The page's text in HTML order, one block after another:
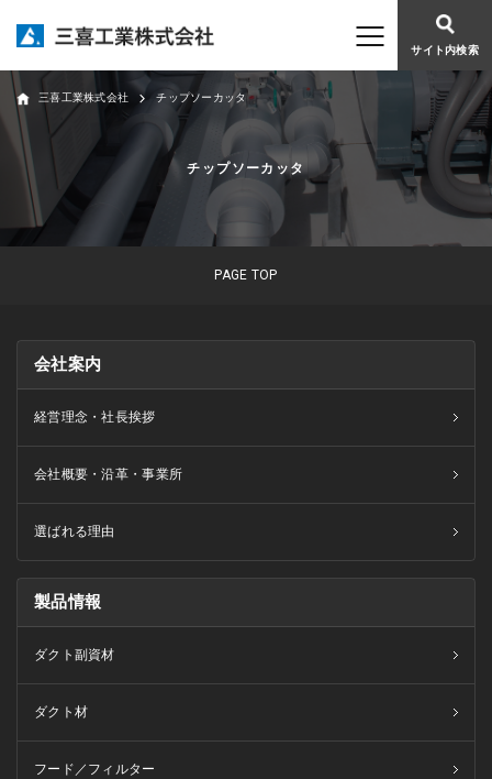
サイト内検索
チップソーカッタ
三喜工業株式会社 チップソーカッタ
PAGE TOP
会社案内
経営理念・社長挨拶
会社概要・沿革・事業所
選ばれる理由
製品情報
ダクト副資材
ダクト材
フード／フィルター